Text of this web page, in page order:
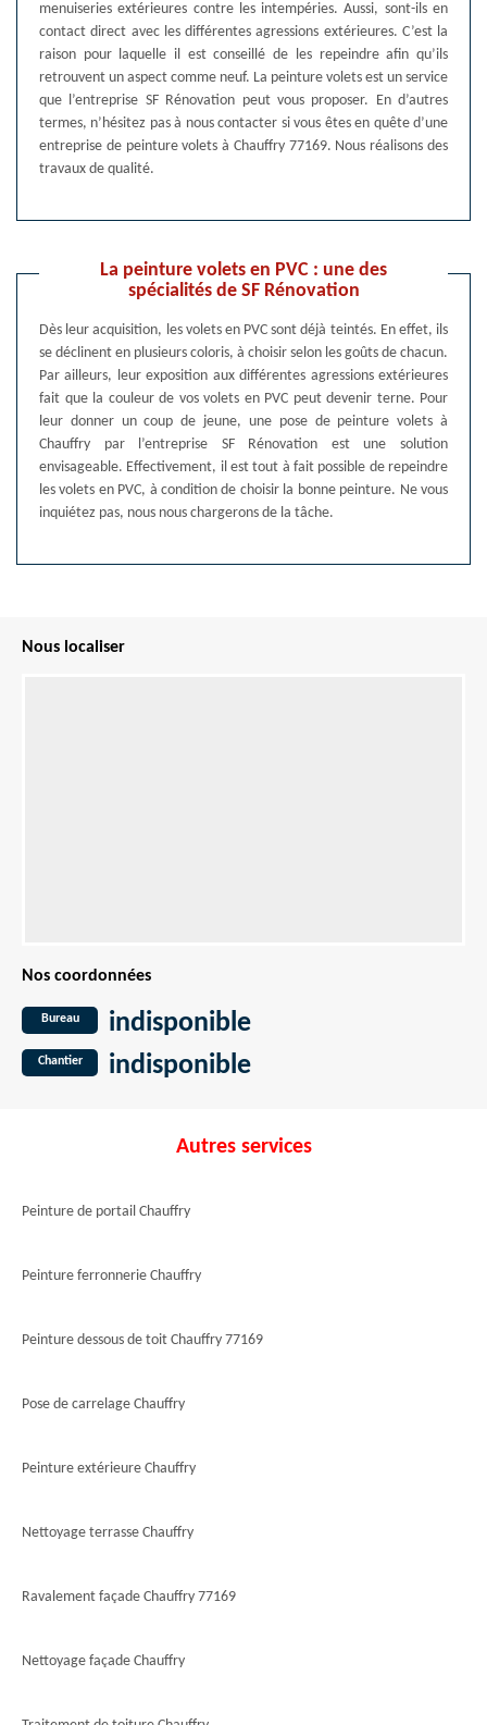
menuiseries extérieures contre les intempéries. Aussi, sont-ils en
contact direct avec les différentes agressions extérieures. C’est la
raison pour laquelle il est conseillé de les repeindre afin qu’ils
retrouvent un aspect comme neuf. La peinture volets est un service
que l’entreprise SF Rénovation peut vous proposer. En d’autres
termes, n’hésitez pas à nous contacter si vous êtes en quête d’une
entreprise de peinture volets à Chauffry 77169. Nous réalisons des
travaux de qualité.
La peinture volets en PVC : une des
spécialités de SF Rénovation
Dès leur acquisition, les volets en PVC sont déjà teintés. En effet, ils
se déclinent en plusieurs coloris, à choisir selon les goûts de chacun.
Par ailleurs, leur exposition aux différentes agressions extérieures
fait que la couleur de vos volets en PVC peut devenir terne. Pour
leur donner un coup de jeune, une pose de peinture volets à
Chauffry par l’entreprise SF Rénovation est une solution
envisageable. Effectivement, il est tout à fait possible de repeindre
les volets en PVC, à condition de choisir la bonne peinture. Ne vous
inquiétez pas, nous nous chargerons de la tâche.
Nous localiser
Nos coordonnées
Bureau indisponible
Chantier indisponible
Autres services
Peinture de portail Chauffry
Peinture ferronnerie Chauffry
Peinture dessous de toit Chauffry 77169
Pose de carrelage Chauffry
Peinture extérieure Chauffry
Nettoyage terrasse Chauffry
Ravalement façade Chauffry 77169
Nettoyage façade Chauffry